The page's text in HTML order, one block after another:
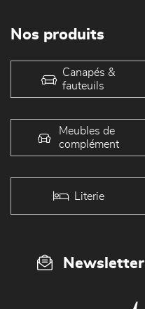
Nos produits
Canapés &
fauteuils
Meubles de
complément
Literie
Newsletter